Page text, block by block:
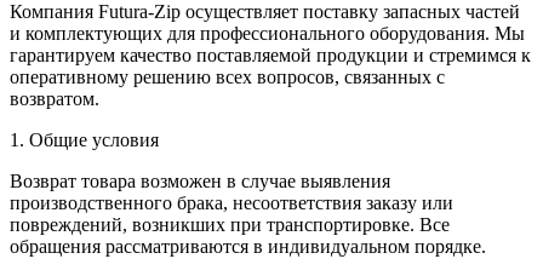
Компания Futura-Zip осуществляет поставку запасных частей
и комплектующих для профессионального оборудования. Мы
гарантируем качество поставляемой продукции и стремимся к
оперативному решению всех вопросов, связанных с
возвратом.
1. Общие условия
Возврат товара возможен в случае выявления
производственного брака, несоответствия заказу или
повреждений, возникших при транспортировке. Все
обращения рассматриваются в индивидуальном порядке.